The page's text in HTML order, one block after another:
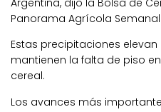
Argentina, dijo la Bolsa de
Panorama Agrícola Semanal.
Estas precipitaciones
mantienen la falta de piso
cereal.
Los avances más